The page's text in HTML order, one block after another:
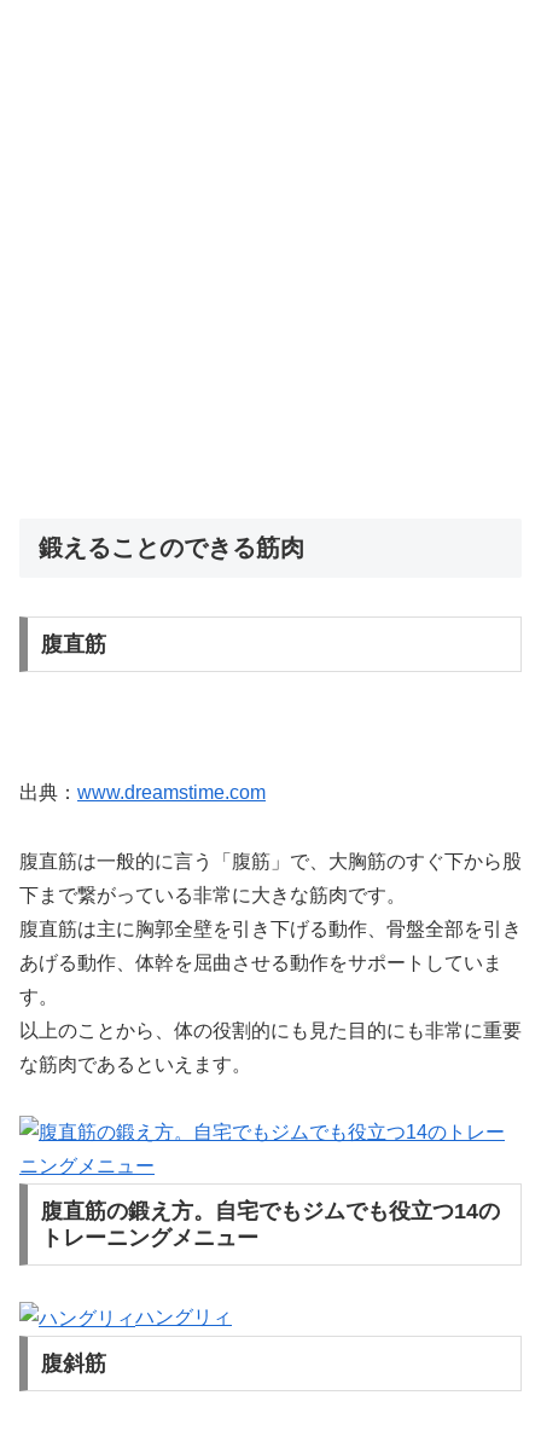
鍛えることのできる筋肉
腹直筋
出典： www.dreamstime.com
腹直筋は一般的に言う「腹筋」で、大胸筋のすぐ下から股
下まで繋がっている非常に大きな筋肉です。
腹直筋は主に胸郭全壁を引き下げる動作、骨盤全部を引き
あげる動作、体幹を屈曲させる動作をサポートしていま
す。
以上のことから、体の役割的にも見た目的にも非常に重要
な筋肉であるといえます。
腹直筋の鍛え方。自宅でもジムでも役立つ14の
トレーニングメニュー
ハングリィ
腹斜筋